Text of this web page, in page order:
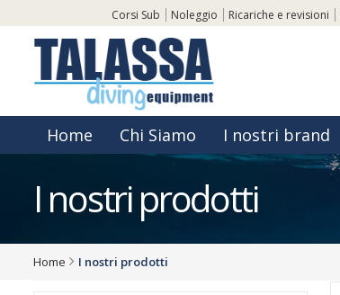
Corsi Sub Noleggio Ricariche e revisioni
Home Chi Siamo I nostri brand
I nostri prodotti
Home I nostri prodotti